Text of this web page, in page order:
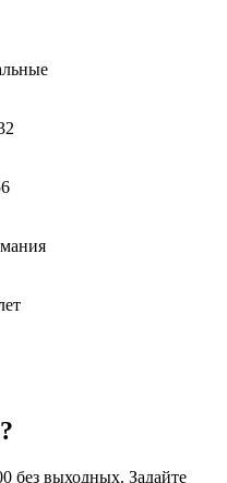
без выходных. Задайте